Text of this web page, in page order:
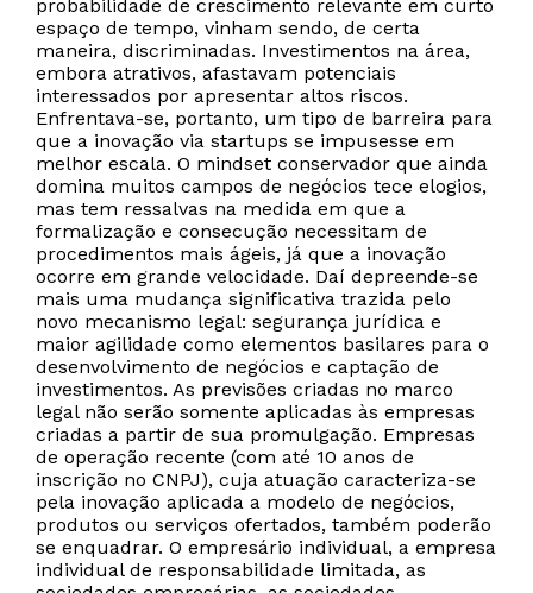
probabilidade de crescimento relevante em curto
espaço de tempo, vinham sendo, de certa
maneira, discriminadas. Investimentos na área,
embora atrativos, afastavam potenciais
interessados por apresentar altos riscos.
Enfrentava-se, portanto, um tipo de barreira para
que a inovação via startups se impusesse em
melhor escala. O mindset conservador que ainda
domina muitos campos de negócios tece elogios,
mas tem ressalvas na medida em que a
formalização e consecução necessitam de
procedimentos mais ágeis, já que a inovação
ocorre em grande velocidade. Daí depreende-se
mais uma mudança significativa trazida pelo
novo mecanismo legal: segurança jurídica e
maior agilidade como elementos basilares para o
desenvolvimento de negócios e captação de
investimentos. As previsões criadas no marco
legal não serão somente aplicadas às empresas
criadas a partir de sua promulgação. Empresas
de operação recente (com até 10 anos de
inscrição no CNPJ), cuja atuação caracteriza-se
pela inovação aplicada a modelo de negócios,
produtos ou serviços ofertados, também poderão
se enquadrar. O empresário individual, a empresa
individual de responsabilidade limitada, as